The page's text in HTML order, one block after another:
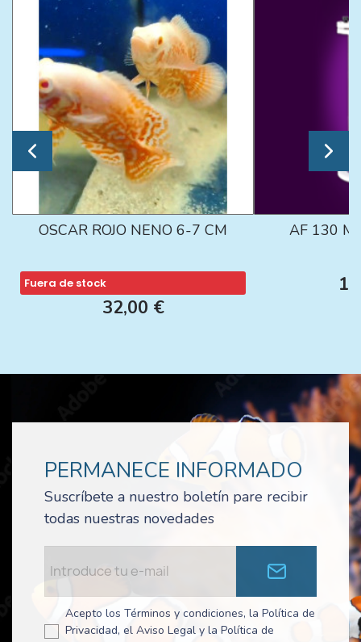
OSCAR ROJO NENO 6-7 CM
Fuera de stock
32,00 €
AF 130
PERMANECE INFORMADO
Suscríbete a nuestro boletín pare recibir
todas nuestras novedades
Acepto los Términos y condiciones, la Política de
Privacidad, el Aviso Legal y la Política de